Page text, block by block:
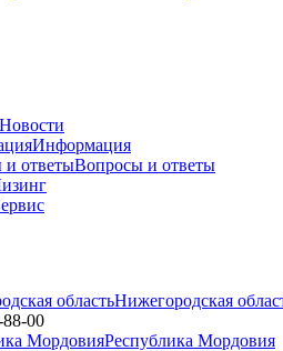
Новости
Информация
Вопросы и ответы
Нижегородская
00
Республика Мордовия